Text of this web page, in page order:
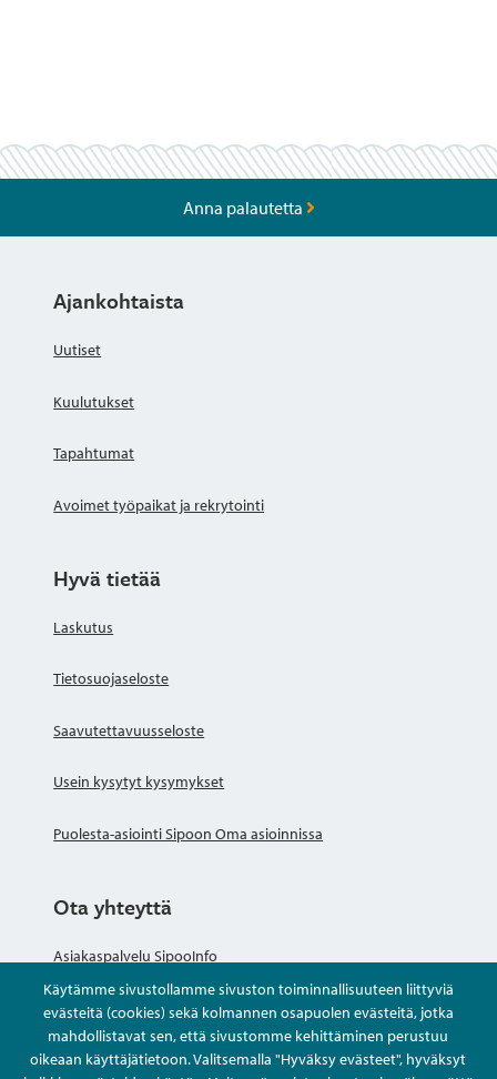
Käytämme sivustollamme sivuston toiminnallisuuteen liittyviä
evästeitä (cookies) sekä kolmannen osapuolen evästeitä, jotka
mahdollistavat sen, että sivustomme kehittäminen perustuu
oikeaan käyttäjätietoon. Valitsemalla "Hyväksy evästeet", hyväksyt
Anna palautetta
Ajankohtaista
Uutiset
Kuulutukset
Tapahtumat
Avoimet työpaikat ja rekrytointi
Hyvä tietää
Laskutus
Tietosuojaseloste
Saavutettavuusseloste
Usein kysytyt kysymykset
Puolesta-asiointi Sipoon Oma asioinnissa
Ota yhteyttä
Asiakaspalvelu SipooInfo
Anna palautetta nimettömästi
Kysy tai asioi